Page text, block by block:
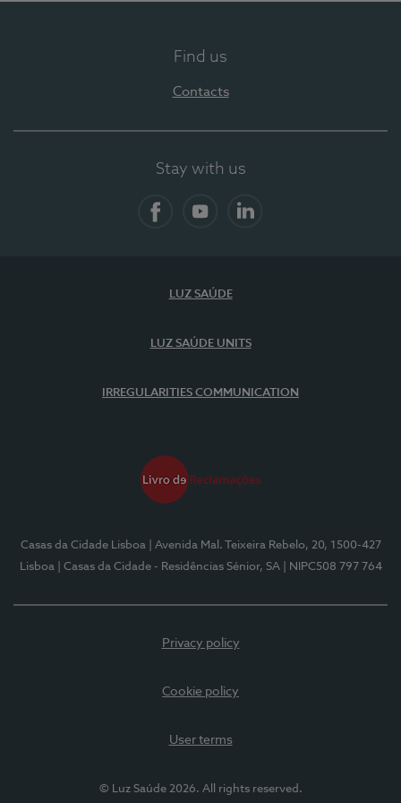
Find us
Contacts
Stay with us
LUZ SAÚDE
LUZ SAÚDE UNITS
IRREGULARITIES COMMUNICATION
Casas da Cidade Lisboa
| Avenida Mal. Teixeira Rebelo, 20, 1500-427
Lisboa
| Casas da Cidade - Residências Sénior, SA | NIPC508 797 764
Privacy policy
Cookie policy
User terms
© Luz Saúde 2026. All rights reserved.